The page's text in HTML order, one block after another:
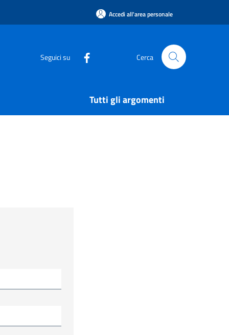
Accedi all'area personale
Seguici su Cerca
Tutti gli argomenti